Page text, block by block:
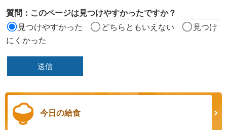
質問：このページは見つけやすかったですか？
見つけやすかった
どちらともいえない
見つけ
にくかった
今日の給食